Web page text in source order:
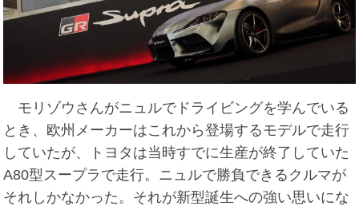
モリゾウさんがニュルでドライビングを学んでいる
とき、欧州メーカーはこれから登場するモデルで走行
していたが、トヨタは当時すでに生産が終了していた
A80型スープラで走行。ニュルで勝負できるクルマが
それしかなかった。それが新型誕生への強い思いにな